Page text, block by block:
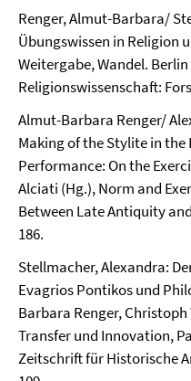
Renger, Almut-Barbara/
Übungswissen in Religion
Weitergabe, Wandel.
Religionswissenschaft:
Almut-Barbara Renger/
Making of the Stylite in
Performance: On the
Alciati (Hg.), Norm and
Between Late Antiquity
186.
Stellmacher, Alexandra:
Evagrios Pontikos und
Barbara Renger,
Transfer und Innovation,
Zeitschrift für Historische